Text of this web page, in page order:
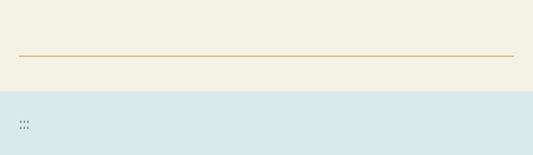
:::